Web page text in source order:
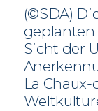
(©SDA)
Sicht der
La